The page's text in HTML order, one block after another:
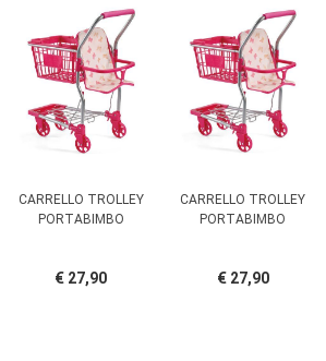
CARRELLO TROLLEY
PORTABIMBO
€ 27,90
CARRELLO TROLLEY
PORTABIMBO
€ 27,90